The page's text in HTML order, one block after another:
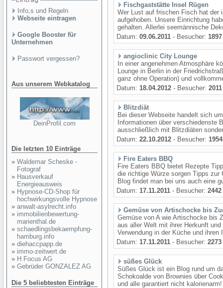
Info,s und Regeln
Webseite eintragen
Google Booster für
Unternehmen
Passwort vergessen?
Aus unserem Webkatalog
DeinProfil.com
Die letzten 10 Einträge
» Waldemar Scheske -
Fotograf
» Hausverkauf
Energieausweis
» Hypnose-CD-Shop für
hochwirkungsvolle Hypnose
» anwalt-asylrecht.info
» immobilienbewertung-
marienthal.de
» schaedlingsbekaempfung-
hamburg.info
» diehaccpapp.de
» immo-zeitwert.de
» H Focus AG
» Gebrüder GONZALEZ AG
Die 5 beliebtesten Einträge
Fischgaststätte Insel Rügen
Wer Lust auf frischen Fisch hat der
aufgehoben. Unsere Einrichtung
gehalten. Allerlei seemännische
Datum: 09.06.2011 - Besucher: 1897
angioclinic City Lounge
In einer angenehmen Atmosphäre
Lounge in Berlin in der
ganz ohne Operation) und
Datum: 18.04.2012 - Besucher: 2011
Blitzdiät
Bei dieser Webseite handelt sich
Informationen über
ausschließlich mit Blitzdiäten
Datum: 22.10.2012 - Besucher: 1954
Fire Eaters BBQ
Fire Eaters BBQ bietet Rezepte
die richtige Würze sorgen Tipps zur
Blog findet man bei uns auch eine
Datum: 17.11.2011 - Besucher: 2442
Gemüse von Artischocke bis
Gemüse von A wie Artischocke bis
aus aller Welt mit ihrer Herkunft
Verwendung in der Küche und
Datum: 17.11.2011 - Besucher: 2273
süßes Glück
Süßes Glück ist ein Blog rund um
Schokoalde von Brownies über
und alle garantiert nicht